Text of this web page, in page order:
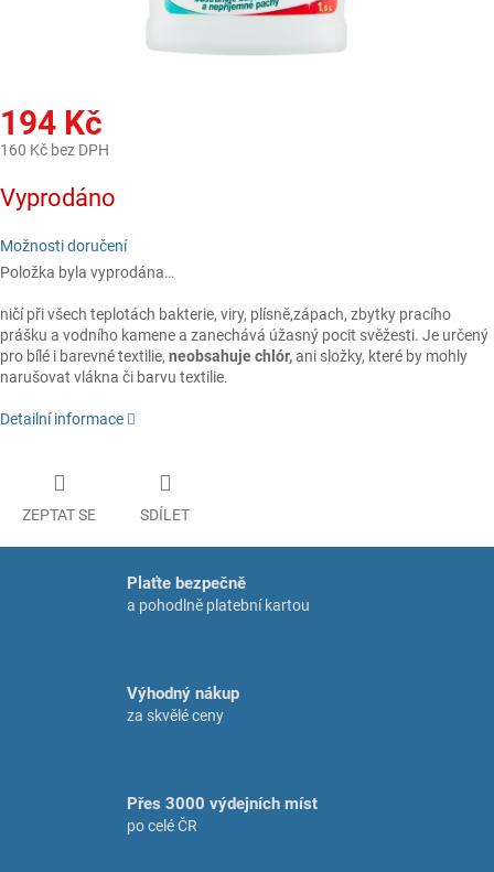
194 Kč
160 Kč bez DPH
cena:
Vyprodáno
Možnosti doručení
Položka byla vyprodána…
ničí při všech teplotách bakterie, viry, plísně,zápach, zbytky pracího
prášku a vodního kamene a zanechává úžasný pocit svěžesti. Je určený
pro bílé i barevné textilie, neobsahuje chlór,ani složky, které by mohly
narušovat vlákna či barvu textilie.
Detailní informace
ZEPTAT SE SDÍLET
Plaťte bezpečně
a pohodlně platební kartou
Výhodný nákup
za skvělé ceny
Přes 3000 výdejních míst
po celé ČR